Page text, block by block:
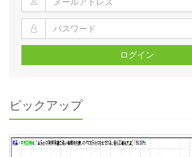
ログイン
ピックアップ